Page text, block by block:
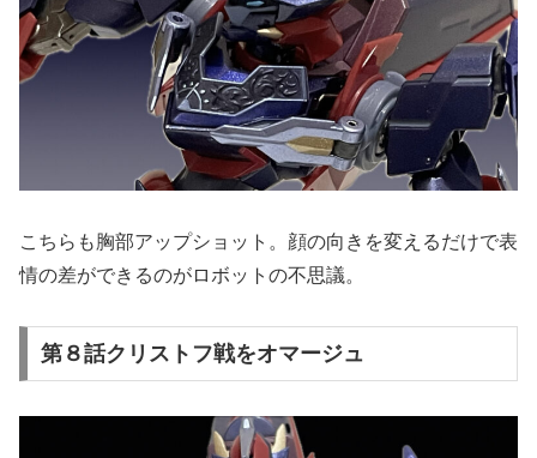
こちらも胸部アップショット。顔の向きを変えるだけで表
情の差ができるのがロボットの不思議。
第８話クリストフ戦をオマージュ